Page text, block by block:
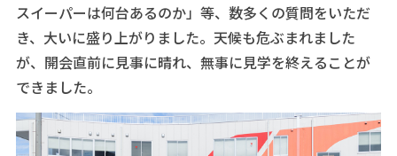
スイーパーは何台あるのか」等、数多くの質問をいただ
き、大いに盛り上がりました。天候も危ぶまれました
が、開会直前に見事に晴れ、無事に見学を終えることが
できました。